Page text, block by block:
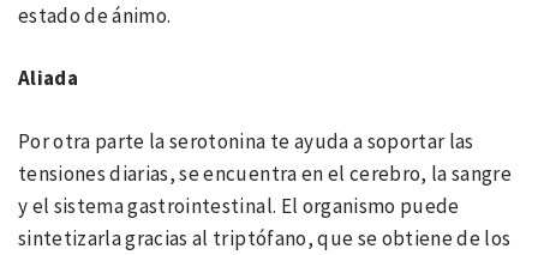
estado de ánimo.
Aliada
Por otra parte la serotonina te ayuda a soportar las
tensiones diarias, se encuentra en el cerebro, la sangre
y el sistema gastrointestinal. El organismo puede
sintetizarla gracias al triptófano, que se obtiene de los